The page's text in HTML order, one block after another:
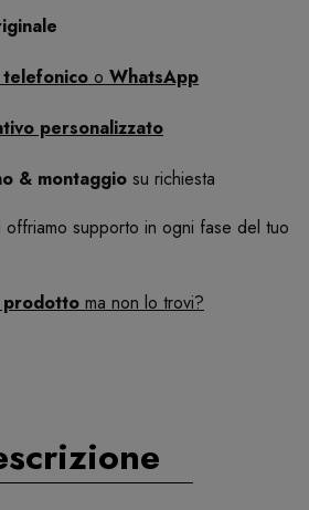
o WhatsApp
personalizzato
& montaggio su richiesta
offriamo supporto in ogni fase del tuo
prodotto ma non lo trovi?